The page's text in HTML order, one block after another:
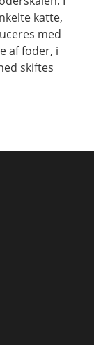
katte,
med
af foder, i
skiftes